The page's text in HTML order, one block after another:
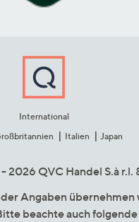
International
Italien Japan
QVC Handel S.à r.l.
Angaben übernehmen
beachte auch folgende